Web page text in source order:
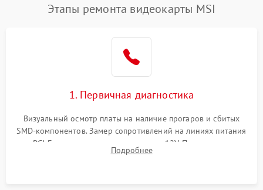
Общие поломки
Механические повреждения
Этапы ремонта видеокарты MSI
1. Первичная диагностика
Визуальный осмотр платы на наличие прогаров и сбитых
SMD-компонентов. Замер сопротивлений на линиях питания
PCI-E и дополнительных разъемах 12V. Проверка на
короткое замыкание основных дросселей питания GPU и
Подробнее